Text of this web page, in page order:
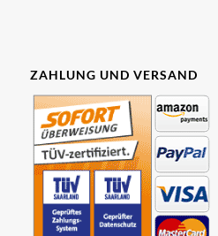
ZAHLUNG UND VERSAND